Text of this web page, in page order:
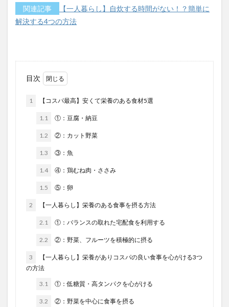
関連記事
【一人暮らし】自炊する時間がない！？簡単に
解決する4つの方法
目次
1 【コスパ最高】安くて栄養のある食材5選
1.1 ①：豆腐・納豆
1.2 ②：カット野菜
1.3 ③：魚
1.4 ④：鶏むね肉・ささみ
1.5 ⑤：卵
2 【一人暮らし】栄養のある食事を摂る方法
2.1 ①：バランスの取れた宅配食を利用する
2.2 ②：野菜、フルーツを積極的に摂る
3
【一人暮らし】栄養がありコスパの良い食事を心がける3つ
の方法
3.1 ①：低糖質・高タンパクを心がける
3.2 ②：野菜を中心に食事を摂る